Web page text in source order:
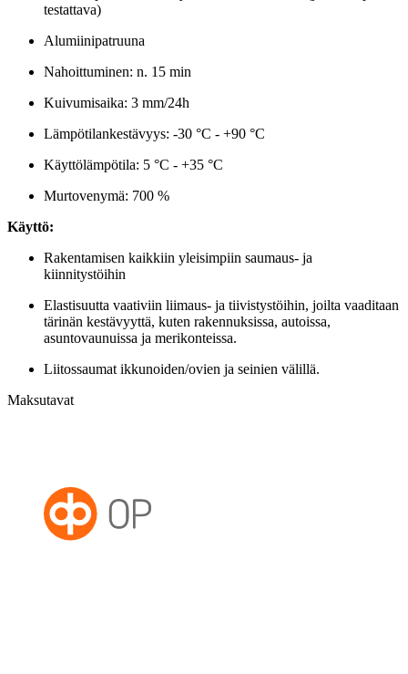
testattava)
Alumiinipatruuna
Nahoittuminen: n. 15 min
Kuivumisaika: 3 mm/24h
Lämpötilankestävyys: -30 °C - +90 °C
Käyttölämpötila: 5 °C - +35 °C
Murtovenymä: 700 %
Käyttö:
Rakentamisen kaikkiin yleisimpiin saumaus- ja
kiinnitystöihin
Elastisuutta vaativiin liimaus- ja tiivistystöihin, joilta vaaditaan
tärinän kestävyyttä, kuten rakennuksissa, autoissa,
asuntovaunuissa ja merikonteissa.
Liitossaumat ikkunoiden/ovien ja seinien välillä.
Maksutavat